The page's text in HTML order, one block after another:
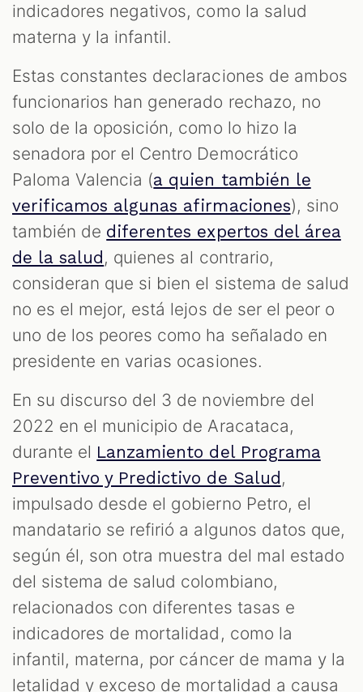
indicadores negativos, como la salud
materna y la infantil.
Estas constantes declaraciones de ambos
funcionarios han generado rechazo, no
solo de la oposición, como lo hizo la
senadora por el Centro Democrático
Paloma Valencia (a quien también le
verificamos algunas afirmaciones), sino
también de diferentes expertos del área
de la salud , quienes al contrario,
consideran que si bien el sistema de salud
no es el mejor, está lejos de ser el peor o
uno de los peores como ha señalado en
presidente en varias ocasiones.
En su discurso del 3 de noviembre del
2022 en el municipio de Aracataca,
durante el Lanzamiento del Programa
Preventivo y Predictivo de Salud ,
impulsado desde el gobierno Petro, el
mandatario se refirió a algunos datos que,
según él, son otra muestra del mal estado
del sistema de salud colombiano,
relacionados con diferentes tasas e
indicadores de mortalidad, como la
infantil, materna, por cáncer de mama y la
letalidad y exceso de mortalidad a causa